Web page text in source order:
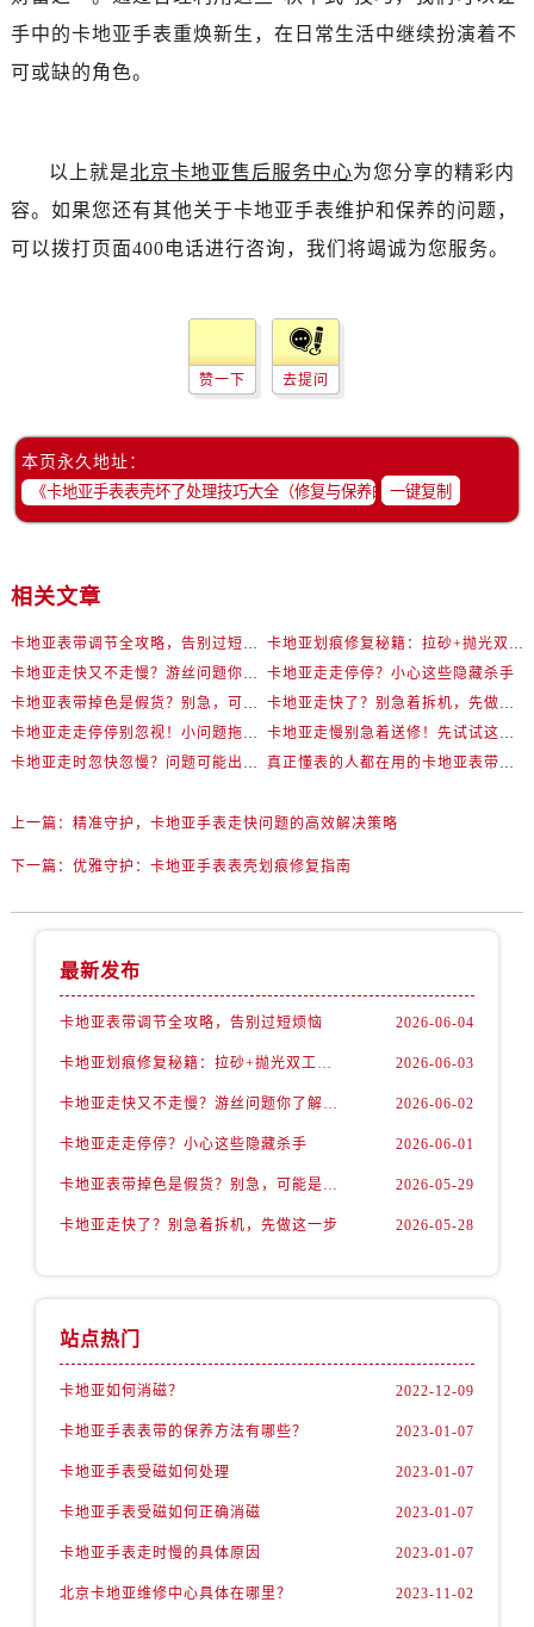
手中的卡地亚手表重焕新生，在日常生活中继续扮演着不
可或缺的角色。
以上就是北京卡地亚售后服务中心为您分享的精彩内
容。如果您还有其他关于卡地亚手表维护和保养的问题，
可以拨打页面400电话进行咨询，我们将竭诚为您服务。
赞一下 去提问
本页永久地址：
一键复制
相关文章
卡地亚表带调节全攻略，告别过短烦恼
卡地亚划痕修复秘籍：拉砂+抛光双工艺还原如新
卡地亚走快又不走慢？游丝问题你了解多少？
卡地亚走走停停？小心这些隐藏杀手
卡地亚表带掉色是假货？别急，可能是这些日常习惯惹的祸
卡地亚走快了？别急着拆机，先做这一步
卡地亚走走停停别忽视！小问题拖成大修很烧钱
卡地亚走慢别急着送修！先试试这些方法
卡地亚走时忽快忽慢？问题可能出在你睡觉时！
真正懂表的人都在用的卡地亚表带调节技巧
上一篇： 精准守护，卡地亚手表走快问题的高效解决策略
下一篇： 优雅守护：卡地亚手表表壳划痕修复指南
最新发布
卡地亚表带调节全攻略，告别过短烦恼 2026-06-04
卡地亚划痕修复秘籍：拉砂+抛光双工艺还原如新 2026-06-03
卡地亚走快又不走慢？游丝问题你了解多少？ 2026-06-02
卡地亚走走停停？小心这些隐藏杀手 2026-06-01
卡地亚表带掉色是假货？别急，可能是这些日常习惯惹的祸 2026-05-29
卡地亚走快了？别急着拆机，先做这一步 2026-05-28
站点热门
卡地亚如何消磁？ 2022-12-09
卡地亚手表表带的保养方法有哪些？ 2023-01-07
卡地亚手表受磁如何处理 2023-01-07
卡地亚手表受磁如何正确消磁 2023-01-07
卡地亚手表走时慢的具体原因 2023-01-07
北京卡地亚维修中心具体在哪里？ 2023-11-02